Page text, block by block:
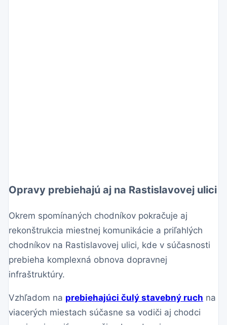
Opravy prebiehajú aj na Rastislavovej ulici
Okrem spomínaných chodníkov pokračuje aj
rekonštrukcia miestnej komunikácie a priľahlých
chodníkov na Rastislavovej ulici, kde v súčasnosti
prebieha komplexná obnova dopravnej
infraštruktúry.
Vzhľadom na prebiehajúci čulý stavebný ruch na
viacerých miestach súčasne sa vodiči aj chodci